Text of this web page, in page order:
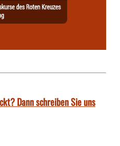
Dann schreiben Sie uns